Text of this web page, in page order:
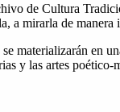
de Cultura
a mirarla de
materializarán en
y las artes